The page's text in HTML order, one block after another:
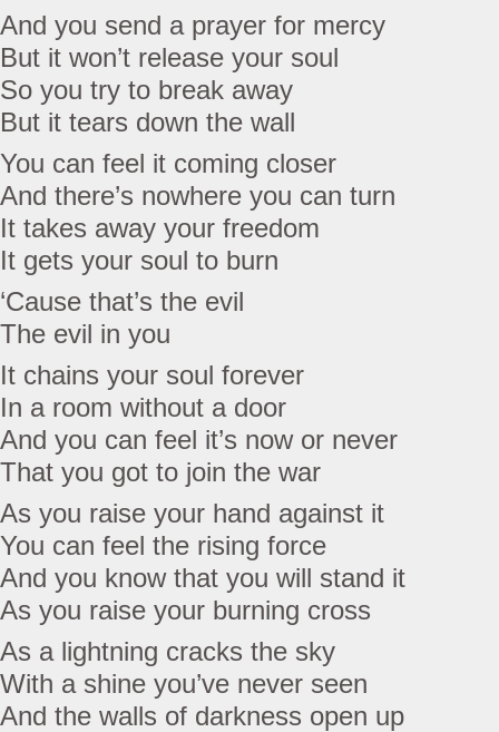
And you send a prayer for mercy
But it won’t release your soul
So you try to break away
But it tears down the wall
You can feel it coming closer
And there’s nowhere you can turn
It takes away your freedom
It gets your soul to burn
‘Cause that’s the evil
The evil in you
It chains your soul forever
In a room without a door
And you can feel it’s now or never
That you got to join the war
As you raise your hand against it
You can feel the rising force
And you know that you will stand it
As you raise your burning cross
As a lightning cracks the sky
With a shine you’ve never seen
And the walls of darkness open up